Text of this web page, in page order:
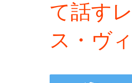
て話す
ス・ヴ